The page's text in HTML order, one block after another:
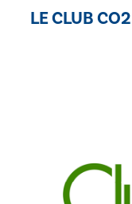
LE CLUB